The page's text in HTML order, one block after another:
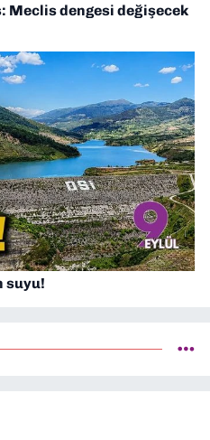
Meclis dengesi değişecek
suyu!